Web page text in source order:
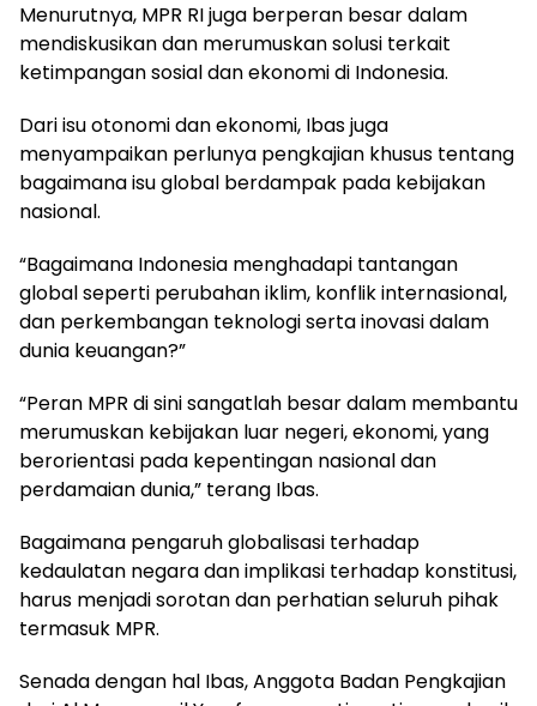
Menurutnya, MPR RI juga berperan besar dalam
mendiskusikan dan merumuskan solusi terkait
ketimpangan sosial dan ekonomi di Indonesia.
Dari isu otonomi dan ekonomi, Ibas juga
menyampaikan perlunya pengkajian khusus tentang
bagaimana isu global berdampak pada kebijakan
nasional.
“Bagaimana Indonesia menghadapi tantangan
global seperti perubahan iklim, konflik internasional,
dan perkembangan teknologi serta inovasi dalam
dunia keuangan?”
“Peran MPR di sini sangatlah besar dalam membantu
merumuskan kebijakan luar negeri, ekonomi, yang
berorientasi pada kepentingan nasional dan
perdamaian dunia,” terang Ibas.
Bagaimana pengaruh globalisasi terhadap
kedaulatan negara dan implikasi terhadap konstitusi,
harus menjadi sorotan dan perhatian seluruh pihak
termasuk MPR.
Senada dengan hal Ibas, Anggota Badan Pengkajian